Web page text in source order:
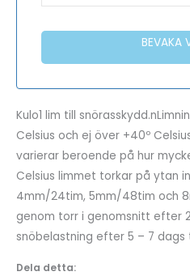
BEVAKA
Kulo1 lim till
Celsius och ej över +40º
varierar beroende på hur
Celsius limmet torkar på ytan
4mm/24tim, 5mm/48tim och
genom torr i genomsnitt efter
snöbelastning efter 5 – 7 dags
Dela detta: